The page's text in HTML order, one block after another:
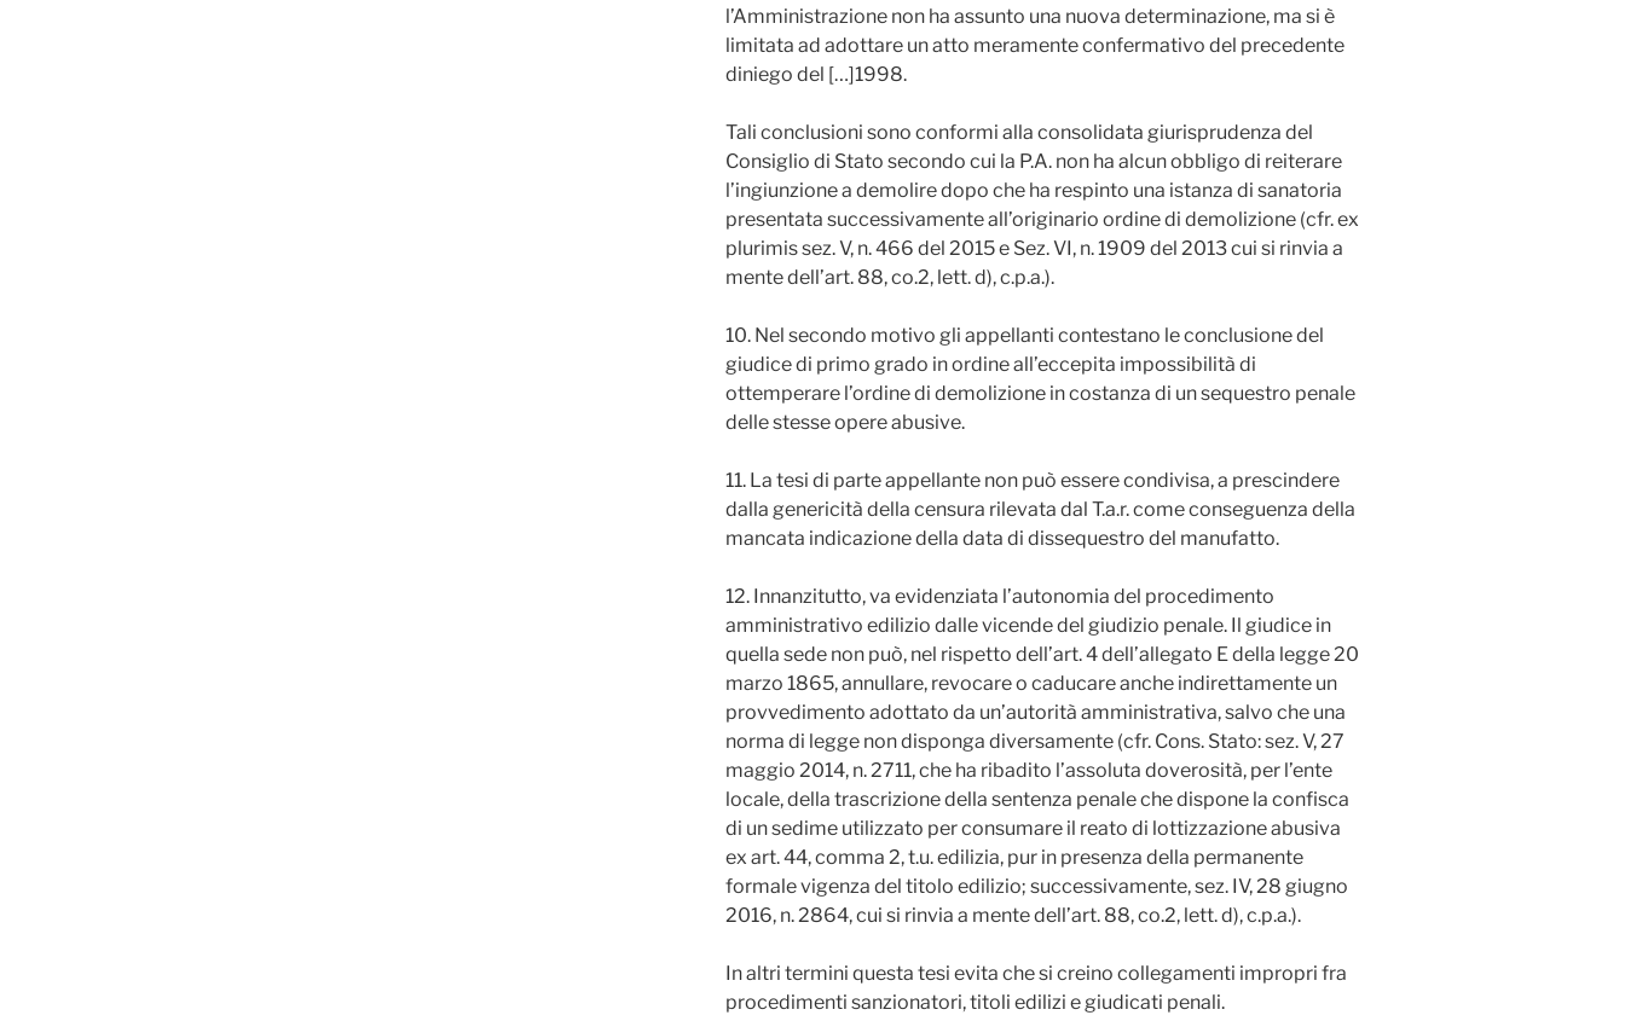
l’Amministrazione non ha assunto una nuova determinazione, ma si è
limitata ad adottare un atto meramente confermativo del precedente
diniego del […]1998.
Tali conclusioni sono conformi alla consolidata giurisprudenza del
Consiglio di Stato secondo cui la P.A. non ha alcun obbligo di reiterare
l’ingiunzione a demolire dopo che ha respinto una istanza di sanatoria
presentata successivamente all’originario ordine di demolizione (cfr. ex
plurimis sez. V, n. 466 del 2015 e Sez. VI, n. 1909 del 2013 cui si rinvia a
mente dell’art. 88, co.2, lett. d), c.p.a.).
10. Nel secondo motivo gli appellanti contestano le conclusione del
giudice di primo grado in ordine all’eccepita impossibilità di
ottemperare l’ordine di demolizione in costanza di un sequestro penale
delle stesse opere abusive.
11. La tesi di parte appellante non può essere condivisa, a prescindere
dalla genericità della censura rilevata dal T.a.r. come conseguenza della
mancata indicazione della data di dissequestro del manufatto.
12. Innanzitutto, va evidenziata l’autonomia del procedimento
amministrativo edilizio dalle vicende del giudizio penale. Il giudice in
quella sede non può, nel rispetto dell’art. 4 dell’allegato E della legge 20
marzo 1865, annullare, revocare o caducare anche indirettamente un
provvedimento adottato da un’autorità amministrativa, salvo che una
norma di legge non disponga diversamente (cfr. Cons. Stato: sez. V, 27
maggio 2014, n. 2711, che ha ribadito l’assoluta doverosità, per l’ente
locale, della trascrizione della sentenza penale che dispone la confisca
di un sedime utilizzato per consumare il reato di lottizzazione abusiva
ex art. 44, comma 2, t.u. edilizia, pur in presenza della permanente
formale vigenza del titolo edilizio; successivamente, sez. IV, 28 giugno
2016, n. 2864, cui si rinvia a mente dell’art. 88, co.2, lett. d), c.p.a.).
In altri termini questa tesi evita che si creino collegamenti impropri fra
procedimenti sanzionatori, titoli edilizi e giudicati penali.